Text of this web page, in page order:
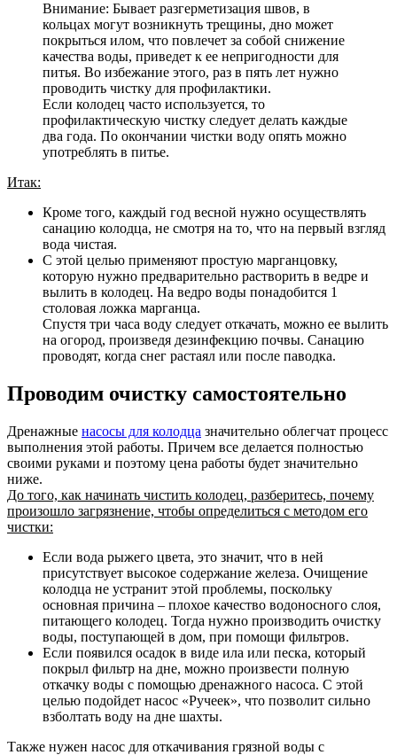
Внимание: Бывает разгерметизация швов, в
кольцах могут возникнуть трещины, дно может
покрыться илом, что повлечет за собой снижение
качества воды, приведет к ее непригодности для
питья. Во избежание этого, раз в пять лет нужно
проводить чистку для профилактики.
Если колодец часто используется, то
профилактическую чистку следует делать каждые
два года. По окончании чистки воду опять можно
употреблять в питье.
Итак:
Кроме того, каждый год весной нужно осуществлять
санацию колодца, не смотря на то, что на первый взгляд
вода чистая.
С этой целью применяют простую марганцовку,
которую нужно предварительно растворить в ведре и
вылить в колодец. На ведро воды понадобится 1
столовая ложка марганца.
Спустя три часа воду следует откачать, можно ее вылить
на огород, произведя дезинфекцию почвы. Санацию
проводят, когда снег растаял или после паводка.
Проводим очистку самостоятельно
Дренажные насосы для колодца значительно облегчат процесс
выполнения этой работы. Причем все делается полностью
своими руками и поэтому цена работы будет значительно
ниже.
До того, как начинать чистить колодец, разберитесь, почему
произошло загрязнение, чтобы определиться с методом его
чистки:
Если вода рыжего цвета, это значит, что в ней
присутствует высокое содержание железа. Очищение
колодца не устранит этой проблемы, поскольку
основная причина – плохое качество водоносного слоя,
питающего колодец. Тогда нужно производить очистку
воды, поступающей в дом, при помощи фильтров.
Если появился осадок в виде ила или песка, который
покрыл фильтр на дне, можно произвести полную
откачку воды с помощью дренажного насоса. С этой
целью подойдет насос «Ручеек», что позволит сильно
взболтать воду на дне шахты.
Также нужен насос для откачивания грязной воды с